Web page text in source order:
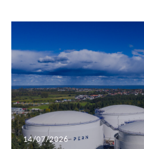
14/07/2026